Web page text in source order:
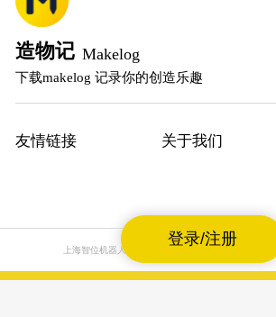
登录/注册
造物记 Makelog
下载makelog 记录你的创造乐趣
友情链接 关于我们
上海智位机器人股份有限公司 沪公网安备